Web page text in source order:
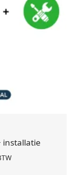
installatie